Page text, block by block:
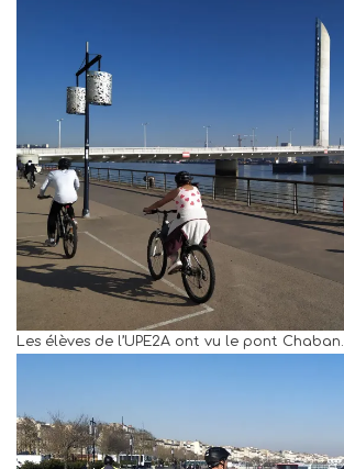
Les élèves de l’UPE2A ont vu le pont Chaban.